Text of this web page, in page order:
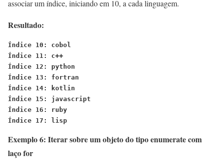
associar um índice, iniciando em 10, a cada linguagem.
Resultado:
Índice 10: cobol
Índice 11: c++
Índice 12: python
Índice 13: fortran
Índice 14: kotlin
Índice 15: javascript
Índice 16: ruby
Índice 17: lisp
Exemplo 6: Iterar sobre um objeto do tipo enumerate com
laço for